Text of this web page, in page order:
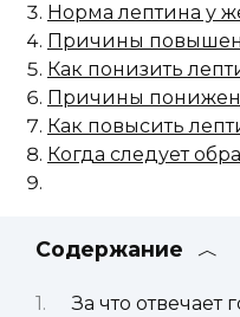
Норма лептина у
Причины
Как понизить
Причины
Как повысить
Когда следует
Содержание
За что отвечает